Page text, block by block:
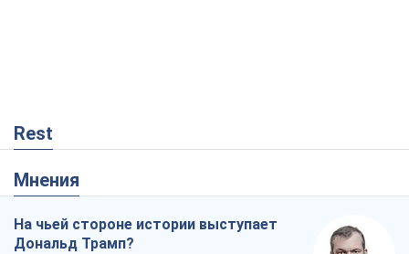
Rest
Мнения
На чьей стороне истории выступает
Дональд Трамп?